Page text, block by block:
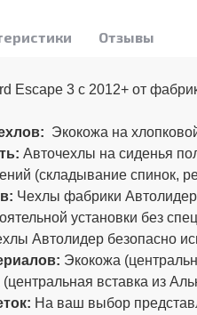
Отзывы
Escape 3 с 2012+ от
Экокожа на
Авточехлы на сиденья
(складывание спинок,
Чехлы фабрики Автолидер
установки без
Автолидер безопасно
Экокожа
вставка из
На ваш выбор